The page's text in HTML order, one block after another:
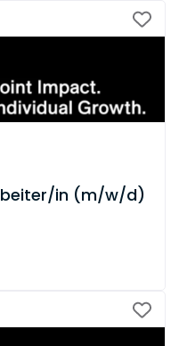
in (m/w/d)